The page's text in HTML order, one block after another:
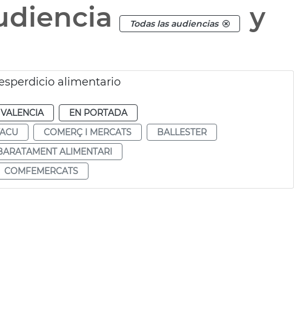
Todas las audiencias
y
alimentario
VALENCIA
EN PORTADA
COMERÇ I MERCATS
BALLESTER
ALIMENTARI
COMFEMERCATS